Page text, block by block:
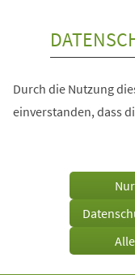
Durch die Nutzung
einverstanden, dass